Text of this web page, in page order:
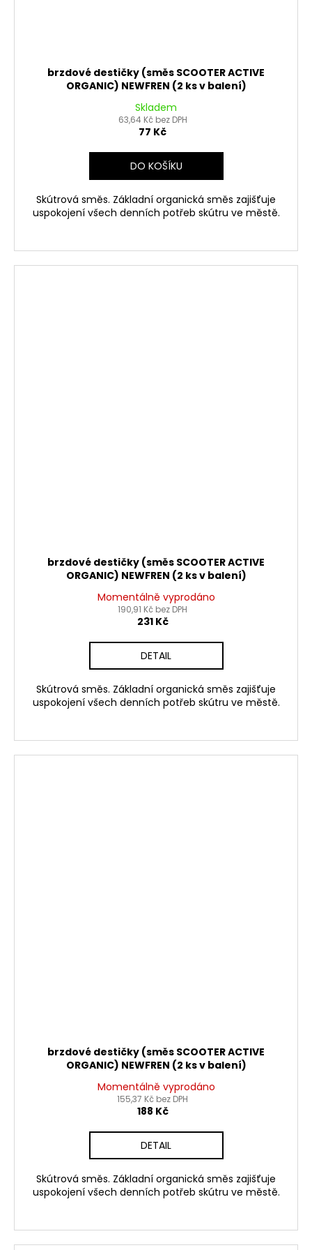
brzdové destičky (směs SCOOTER ACTIVE
ORGANIC) NEWFREN (2 ks v balení)
Skladem
63,64 Kč bez DPH
77 Kč
DO KOŠÍKU
Skútrová směs. Základní organická směs zajišťuje
uspokojení všech denních potřeb skútru ve městě.
brzdové destičky (směs SCOOTER ACTIVE
ORGANIC) NEWFREN (2 ks v balení)
Momentálně vyprodáno
190,91 Kč bez DPH
231 Kč
DETAIL
Skútrová směs. Základní organická směs zajišťuje
uspokojení všech denních potřeb skútru ve městě.
brzdové destičky (směs SCOOTER ACTIVE
ORGANIC) NEWFREN (2 ks v balení)
Momentálně vyprodáno
155,37 Kč bez DPH
188 Kč
DETAIL
Skútrová směs. Základní organická směs zajišťuje
uspokojení všech denních potřeb skútru ve městě.